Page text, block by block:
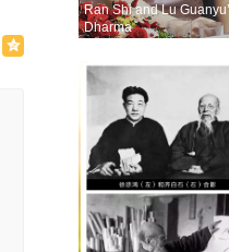
Ran Shi and Lu
Dharma